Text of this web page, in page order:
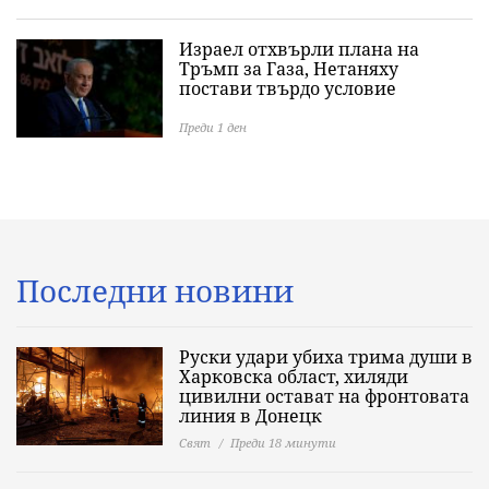
Израел отхвърли плана на
Тръмп за Газа, Нетаняху
постави твърдо условие
Преди 1 ден
Последни новини
Руски удари убиха трима души в
Харковска област, хиляди
цивилни остават на фронтовата
линия в Донецк
Свят Преди 18 минути